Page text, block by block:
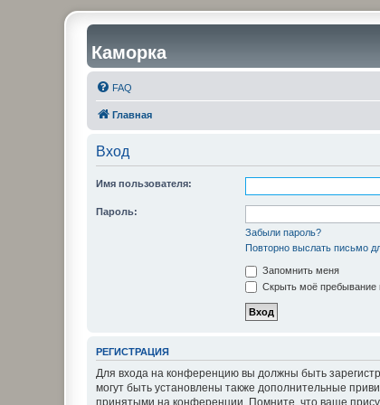
Каморка
FAQ
Главная
Вход
Имя пользователя:
Пароль:
Забыли пароль?
Повторно выслать письмо
Запомнить меня
Скрыть моё пребывание
РЕГИСТРАЦИЯ
Для входа на конференцию вы должны быть
могут быть установлены также дополнительные
принятыми на конференции. Помните, что ваше